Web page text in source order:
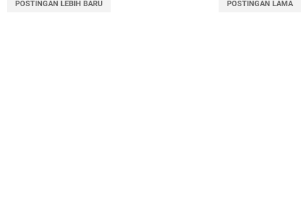
POSTINGAN LEBIH BARU POSTINGAN LAMA